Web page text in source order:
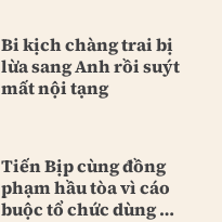
Bi kịch chàng trai bị
lừa sang Anh rồi suýt
mất nội tạng
Tiến Bịp cùng đồng
phạm hầu tòa vì cáo
buộc tổ chức dùng ma